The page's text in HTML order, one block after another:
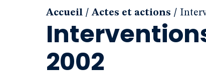
Accueil / Actes et actions /
2002